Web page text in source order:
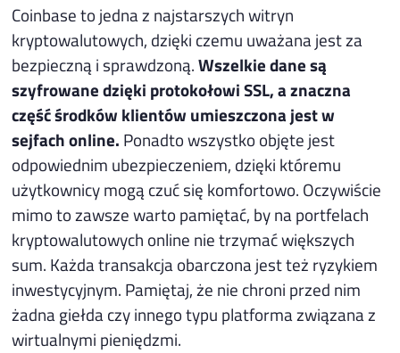
Coinbase to jedna z najstarszych witryn
kryptowalutowych, dzięki czemu uważana jest za
bezpieczną i sprawdzoną.Wszelkie dane są
szyfrowane dzięki protokołowi SSL, a znaczna
część środków klientów umieszczona jest w
sejfach online. Ponadto wszystko objęte jest
odpowiednim ubezpieczeniem, dzięki któremu
użytkownicy mogą czuć się komfortowo. Oczywiście
mimo to zawsze warto pamiętać, by na portfelach
kryptowalutowych online nie trzymać większych
sum. Każda transakcja obarczona jest też ryzykiem
inwestycyjnym. Pamiętaj, że nie chroni przed nim
żadna giełda czy innego typu platforma związana z
wirtualnymi pieniędzmi.